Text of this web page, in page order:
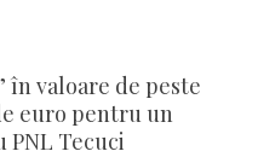
în valoare de peste
euro pentru un
PNL Tecuci